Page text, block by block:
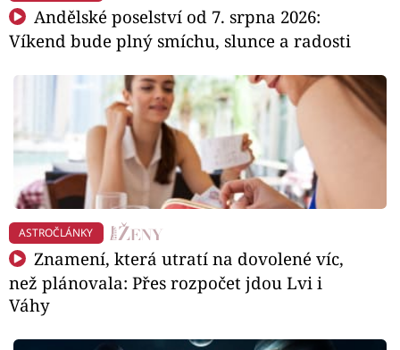
Andělské poselství od 7. srpna 2026:
Víkend bude plný smíchu, slunce a radosti
ASTROČLÁNKY
Znamení, která utratí na dovolené víc,
než plánovala: Přes rozpočet jdou Lvi i
Váhy